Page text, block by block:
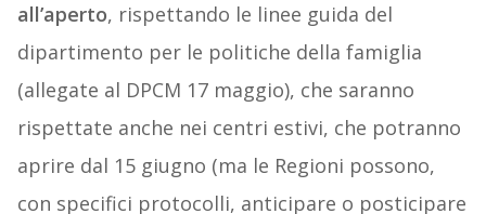
all’aperto, rispettando le linee guida del
dipartimento per le politiche della famiglia
(allegate al DPCM 17 maggio), che saranno
rispettate anche nei centri estivi, che potranno
aprire dal 15 giugno (ma le Regioni possono,
con specifici protocolli, anticipare o posticipare